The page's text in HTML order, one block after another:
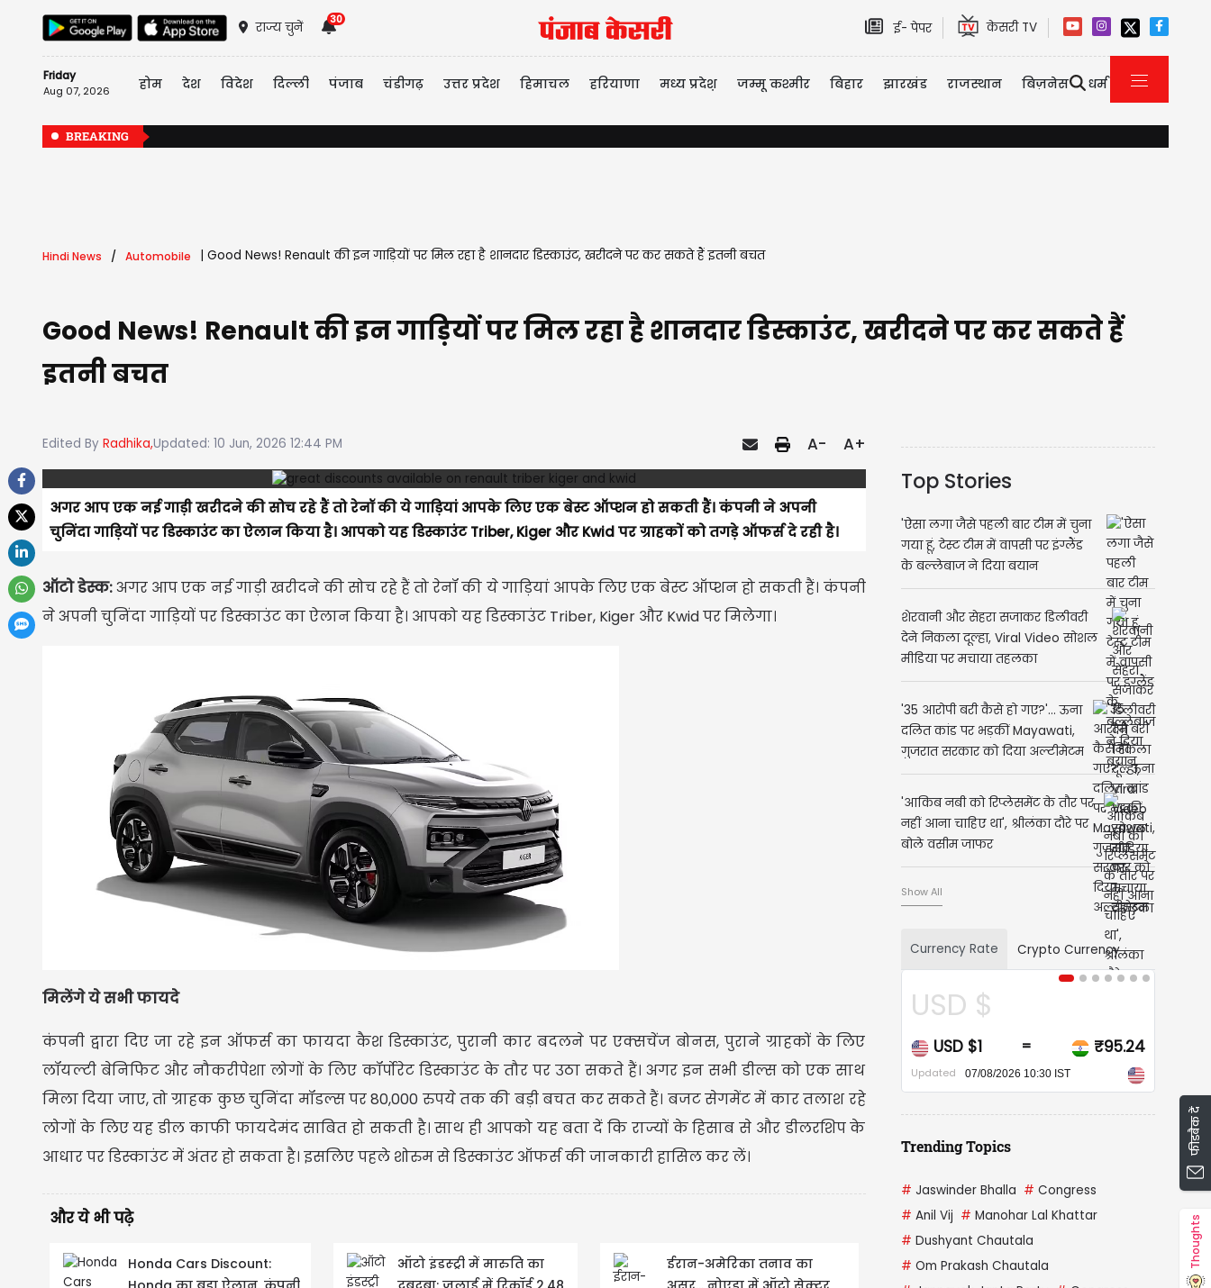
राज्य चुनें
30
ई- पेपर केसरी TV
Friday
Aug 07, 2026 होम देश विदेश दिल्ली पंजाब चंडीगढ़ उत्तर प्रदेश हिमाचल हरियाणा मध्य प्रदेश़ जम्मू कश्मीर बिहार झारखंड राजस्थान बिज़नेस धर्म
BREAKING
Hindi News Automobile Good News! Renault की इन गाड़ियों पर मिल रहा है शानदार डिस्काउंट, खरीदने पर कर सकते हैं इतनी बचत
Good News! Renault की इन गाड़ियों पर मिल रहा है शानदार डिस्काउंट, खरीदने पर कर सकते हैं
इतनी बचत
Edited By Radhika,Updated: 10 Jun, 2026 12:44 PM A- A+
अगर आप एक नई गाड़ी खरीदने की सोच रहे हैं तो रेनॉ की ये गाड़ियां आपके लिए एक बेस्ट ऑप्शन हो सकती हैं। कंपनी ने अपनी
चुनिंदा गाड़ियों पर डिस्काउंट का ऐलान किया है। आपको यह डिस्काउंट Triber, Kiger और Kwid पर ग्राहकों को तगड़े ऑफर्स दे रही है।
ऑटो डेस्क:अगर आप एक नई गाड़ी खरीदने की सोच रहे हैं तो रेनॉ की ये गाड़ियां आपके लिए एक बेस्ट ऑप्शन हो सकती हैं। कंपनी
ने अपनी चुनिंदा गाड़ियों पर डिस्काउंट का ऐलान किया है। आपको यह डिस्काउंट Triber, Kiger और Kwid पर मिलेगा।
मिलेंगे ये सभी फायदे
कंपनी द्वारा दिए जा रहे इन ऑफर्स का फायदा कैश डिस्काउंट, पुरानी कार बदलने पर एक्सचेंज बोनस, पुराने ग्राहकों के लिए
लॉयल्टी बेनिफिट और नौकरीपेशा लोगों के लिए कॉर्पोरेट डिस्काउंट के तौर पर उठा सकते हैं। अगर इन सभी डील्स को एक साथ
मिला दिया जाए, तो ग्राहक कुछ चुनिंदा मॉडल्स पर 80,000 रुपये तक की बड़ी बचत कर सकते हैं। बजट सेगमेंट में कार तलाश रहे
लोगों के लिए यह डील काफी फायदेमंद साबित हो सकती है। साथ ही आपको यह बता दें कि राज्यों के हिसाब से और डीलरशिप के
आधार पर डिस्काउंट में अंतर हो सकता है। इसलिए पहले शोरुम से डिस्काउंट ऑफर्स की जानकारी हासिल कर लें।
और ये भी पढ़े
Honda Cars Discount:
ऑटो इंडस्ट्री में मारुति का
ईरान-अमेरिका तनाव का
Top Stories
'ऐसा लगा जैसे पहली बार टीम में चुना
गया हूं, टेस्ट टीम में वापसी पर इंग्लैंड
के बल्लेबाज ने दिया बयान
शेरवानी और सेहरा सजाकर डिलीवरी
देने निकला दूल्हा, Viral Video सोशल
मीडिया पर मचाया तहलका
'35 आरोपी बरी कैसे हो गए?'... ऊना
दलित कांड पर भड़कीं Mayawati,
गुजरात सरकार को दिया अल्टीमेटम
'आकिब नबी को रिप्लेसमेंट के तौर पर
नहीं आना चाहिए था', श्रीलंका दौरे पर
बोले वसीम जाफर
Show All
Currency Rate Crypto Currency
USD $
USD $1 = ₹95.24
Updated 07/08/2026 10:30 IST
Trending Topics
# Jaswinder Bhalla # Congress
# Anil Vij # Manohar Lal Khattar
# Dushyant Chautala
# Om Prakash Chautala
फीडबैक दें
Thoughts